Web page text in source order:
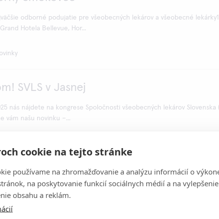
cookie na tejto stránke
používame na zhromažďovanie a analýzu informácií o
na poskytovanie funkcií sociálnych médií a na
obsahu a reklám.
odborné podujatie pre všeobecných lekárov a všeobecné
Hotela Bellevue, Hor...
SVLS v Jasnej
nás nájdete na kongrese Spoločnosti všeobecných lekárov Slovenska
vám našu novinku –...
vám prístroj QuikRead go Plus!
v mieste starostlivosti (POCT) pomocou multianalytického systému S
najnovší prírastok do ...